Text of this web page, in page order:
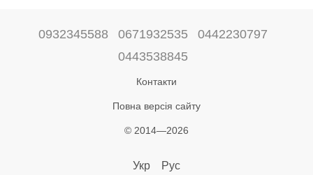
0932345588 0671932535
0442230797
0443538845
Контакти
Повна версія сайту
© 2014—2026
Укр Рус